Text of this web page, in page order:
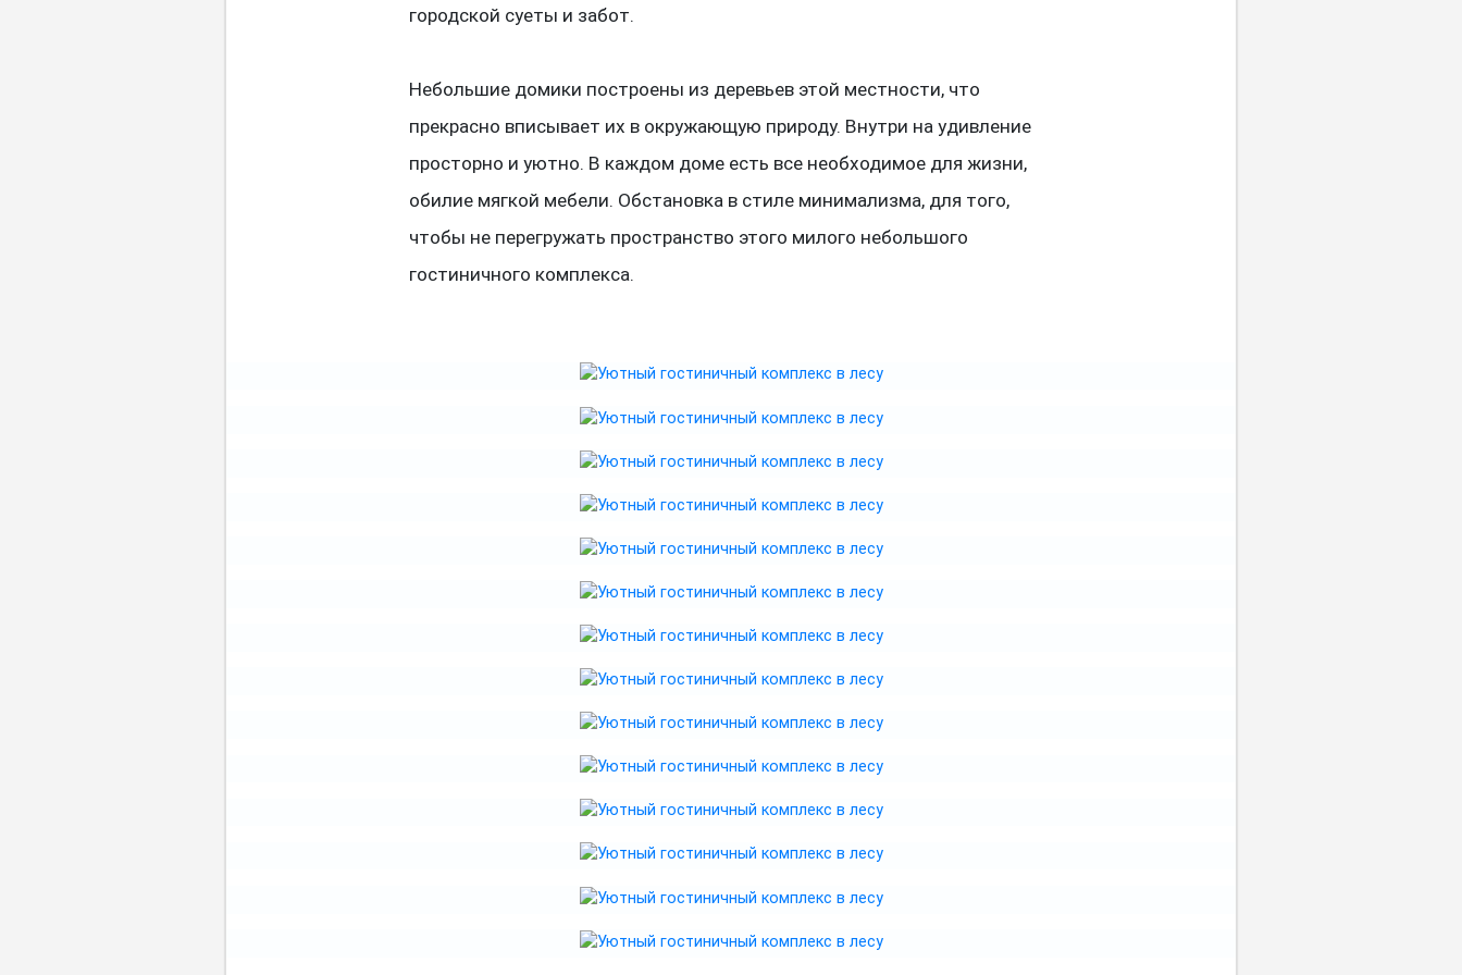
городской суеты и забот.
Небольшие домики построены из деревьев этой местности, что
прекрасно вписывает их в окружающую природу. Внутри на удивление
просторно и уютно. В каждом доме есть все необходимое для жизни,
обилие мягкой мебели. Обстановка в стиле минимализма, для того,
чтобы не перегружать пространство этого милого небольшого
гостиничного комплекса.